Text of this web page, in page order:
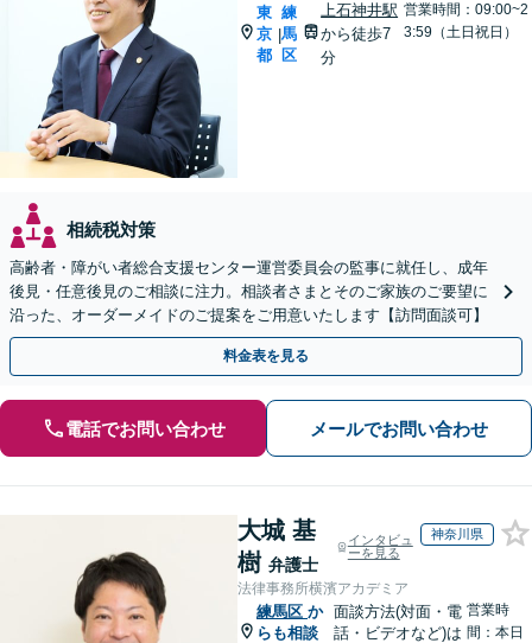
東
京
都
|
練
馬
区
上石神井駅
から徒歩7
分
営業時間：09:00~2
3:59（土日祝日）
相続税対策
高齢者・障がい者総合支援センター運営委員会の監事に就任し、成年
後見・任意後見のご相談に注力。相談者さまとそのご家族のご要望に
沿った、オーダーメイドのご提案をご用意いたします【訪問面談可】
料金表を見る
電話でお問い合わせ メールでお問い合わせ
大城 基
樹 弁護士
インタビュ
ーを見る
神奈川県
法律事務所横濱アカデミア
練馬区 か
らも相談
面談方法(対面・電
話・ビデオなど)は
営業時
間：本日